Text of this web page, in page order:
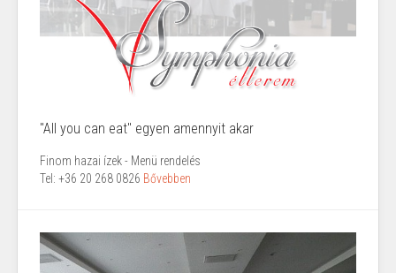
"All you can eat" egyen amennyit akar
Finom hazai ízek - Menü rendelés
Tel: +36 20 268 0826 Bővebben